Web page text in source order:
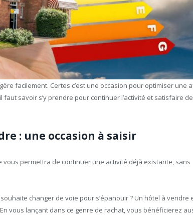
facilement. Certes c’est une occasion pour optimiser une
savoir s’y prendre pour continuer l’activité et satisfaire
: une occasion à saisir
vous permettra de continuer une activité déjà existante, sans
changer de voie pour s’épanouir ? Un hôtel à vendre
vous lançant dans ce genre de rachat, vous bénéficierez